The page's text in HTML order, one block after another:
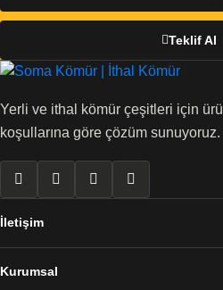
Teklif Al
Yerli ve ithal kömür çeşitleri için
koşullarına göre çözüm sunuyoruz.
Kurumsal
İletişim